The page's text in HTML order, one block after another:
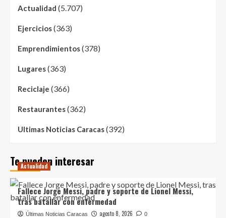
Actualidad (5.707)
Ejercicios(363)
Emprendimientos(378)
Lugares(363)
Reciclaje (366)
Restaurantes(362)
Ultimas Noticias Caracas(392)
Te pueden interesar
Actualidad
Fallece Jorge Messi, padre y soporte de Lionel Messi,
tras batallar con enfermedad
Últimas Noticias Caracas agosto 8, 2026 0